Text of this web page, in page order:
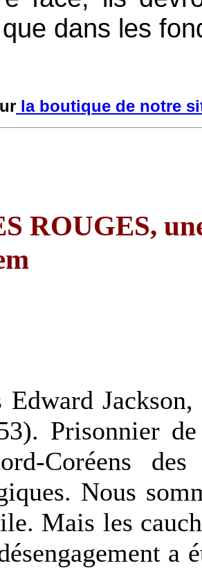
que dans les
la boutique de notre
ROUGES,
Edward
Prisonnier
Coréens
Nous
Mais les
a